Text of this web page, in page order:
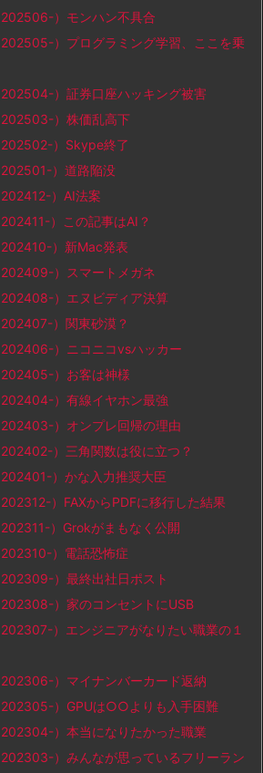
）モンハン不具合
）プログラミング学習、ここを乗
）証券口座ハッキング被害
）株価乱高下
）Skype終了
）道路陥没
）AI法案
）この記事はAI？
）新Mac発表
）スマートメガネ
）エヌビディア決算
）関東砂漠？
）ニコニコvsハッカー
）お客は神様
）有線イヤホン最強
）オンプレ回帰の理由
）三角関数は役に立つ？
）かな入力推奨大臣
）FAXからPDFに移行した結果
）Grokがまもなく公開
）電話恐怖症
）最終出社日ポスト
）家のコンセントにUSB
）エンジニアがなりたい職業の１
）マイナンバーカード返納
）GPUは○○よりも入手困難
）本当になりたかった職業
）みんなが思っているフリーラン